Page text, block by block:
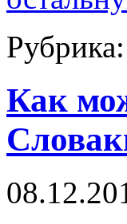
Рубрика:
Как